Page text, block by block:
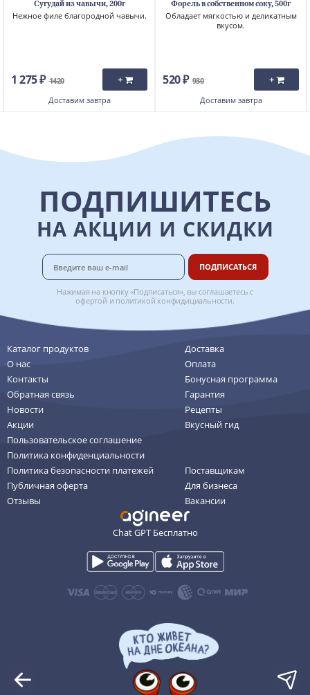
Сугудай из чавычи, 200г
Нежное филе благородной чавычи.
1 275 ₽ 1420 +
Доставим завтра
Форель в собственном соку, 500г
Обладает мягкостью и деликатным
вкусом.
520 ₽ 930 +
Доставим завтра
ПОДПИШИТЕСЬ
НА АКЦИИ И СКИДКИ
ПОДПИСАТЬСЯ
Нажимая на кнопку «Подписаться», вы соглашаетесь с
офертой и политикой конфидициальности.
Каталог продуктов
О нас
Контакты
Обратная связь
Новости
Акции
Пользовательское соглашение
Политика конфиденциальности
Политика безопасности платежей
Публичная оферта
Отзывы
Доставка
Оплата
Бонусная программа
Гарантия
Рецепты
Вкусный гид
Поставщикам
Для бизнеса
Вакансии
Chat GPT Бесплатно